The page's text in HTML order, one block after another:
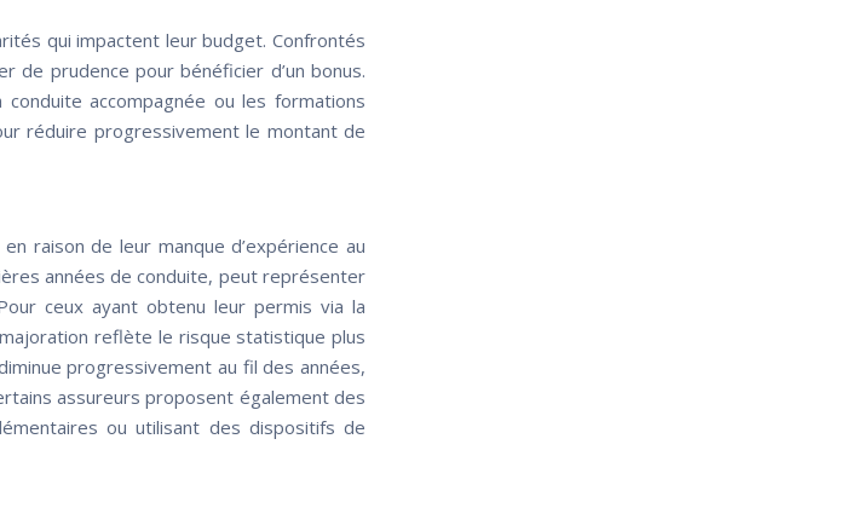
qui impactent leur budget. Confrontés
de prudence pour bénéficier d’un bonus.
accompagnée ou les formations
réduire progressivement le montant de
raison de leur manque d’expérience au
années de conduite, peut représenter
ceux ayant obtenu leur permis via la
reflète le risque statistique plus
progressivement au fil des années,
assureurs proposent également des
ou utilisant des dispositifs de